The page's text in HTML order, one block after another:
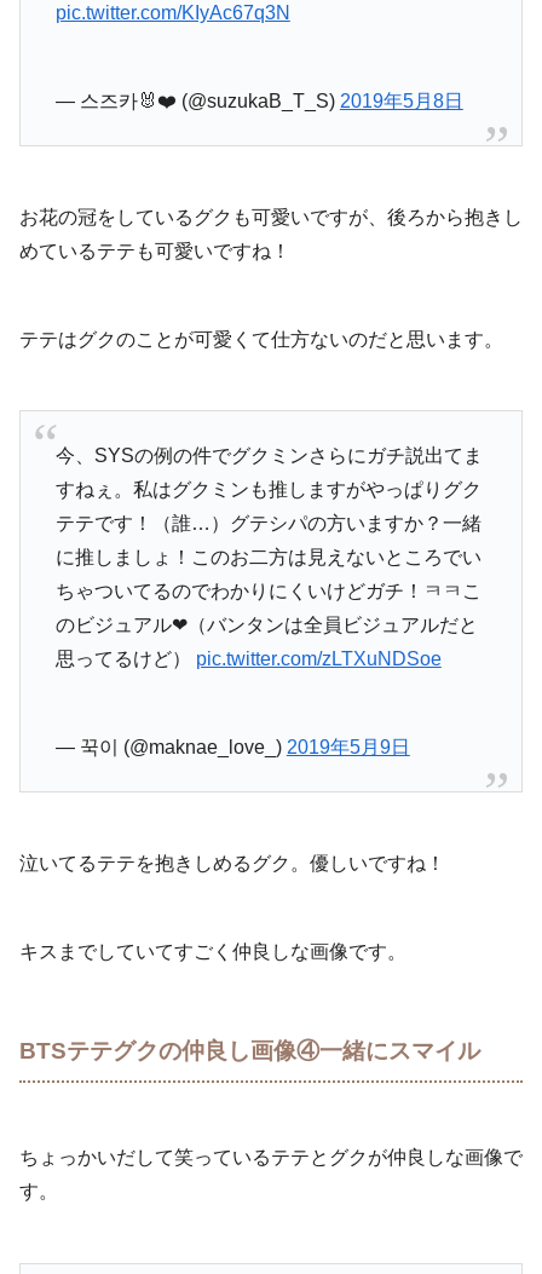
pic.twitter.com/KIyAc67q3N
— 스즈카🐰❤️ (@suzukaB_T_S) 2019年5月8日
お花の冠をしているグクも可愛いですが、後ろから抱きし
めているテテも可愛いですね！
テテはグクのことが可愛くて仕方ないのだと思います。
今、SYSの例の件でグクミンさらにガチ説出てま
すねぇ。私はグクミンも推しますがやっぱりグク
テテです！（誰…）グテシパの方いますか？一緒
に推しましょ！このお二方は見えないところでい
ちゃついてるのでわかりにくいけどガチ！ㅋㅋこ
のビジュアル❤︎（バンタンは全員ビジュアルだと
思ってるけど） pic.twitter.com/zLTXuNDSoe
— 꾹이 (@maknae_love_) 2019年5月9日
泣いてるテテを抱きしめるグク。優しいですね！
キスまでしていてすごく仲良しな画像です。
BTSテテグクの仲良し画像④一緒にスマイル
ちょっかいだして笑っているテテとグクが仲良しな画像で
す。